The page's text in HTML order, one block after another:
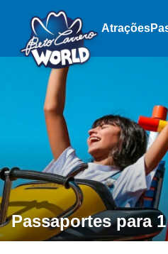
Atrações
Passaportes para